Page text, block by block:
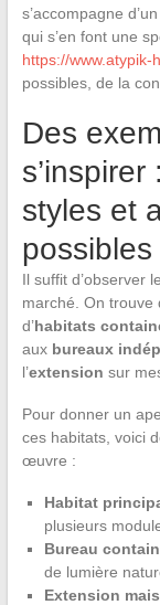
s’accompagne
qui s’en font une
https://www.atypik-
possibles, de la
Des
styles et
possibles
Il suffit d’observer
marché. On trouve
d’habitats
aux bureaux
l’extension sur
Pour donner un
ces habitats, voici
œuvre :
Habitat
plusieurs
Bureau
de lumière
Extension